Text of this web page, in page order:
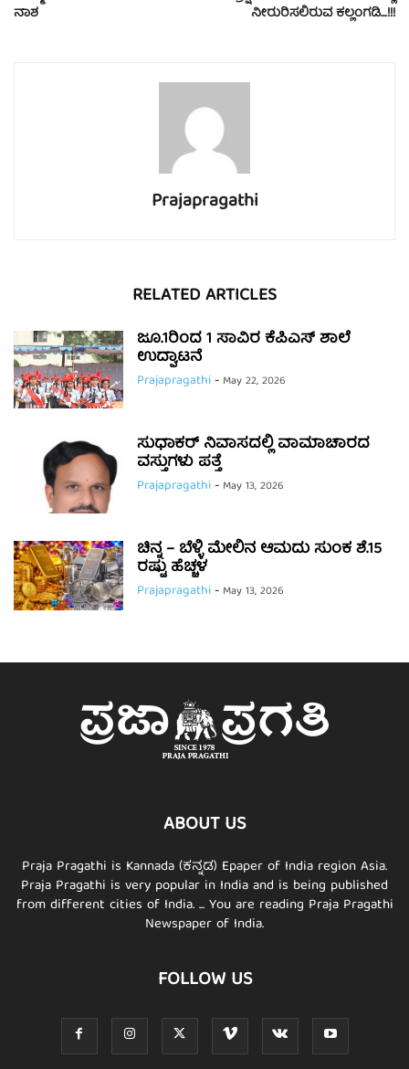
ನಾಶ ನೀರುರಿಸಲಿರುವ ಕಲ್ಲಂಗಡಿ…!!!
Prajapragathi
RELATED ARTICLES
ಜೂ.1ರಿಂದ 1 ಸಾವಿರ ಕೆಪಿಎಸ್ ಶಾಲೆ
ಉದ್ಘಾಟನೆ
Prajapragathi- May 22, 2026
ಸುಧಾಕರ್ ನಿವಾಸದಲ್ಲಿ ವಾಮಾಚಾರದ
ವಸ್ತುಗಳು ಪತ್ತೆ
Prajapragathi- May 13, 2026
ಚಿನ್ನ – ಬೆಳ್ಳಿ ಮೇಲಿನ ಆಮದು ಸುಂಕ ಶೆ.15
ರಷ್ಟು ಹೆಚ್ಚಳ
Prajapragathi- May 13, 2026
ABOUT US
Praja Pragathi is Kannada (ಕನ್ನಡ) Epaper of India region Asia.
Praja Pragathi is very popular in India and is being published
from different cities of India. ... You are reading Praja Pragathi
Newspaper of India.
FOLLOW US